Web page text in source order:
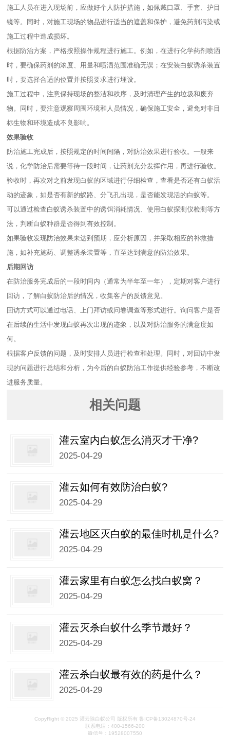
施工人员在进入现场前，应做好个人防护措施，如佩戴口罩、手套、护目
镜等。同时，对施工现场的物品进行适当的遮盖和保护，避免药剂污染或
施工过程中造成损坏。
根据防治方案，严格按照操作规程进行施工。例如，在进行化学药剂喷洒
时，要确保药剂的浓度、用量和喷洒范围准确无误；在安装白蚁诱杀装置
时，要选择合适的位置并按照要求进行埋设。
施工过程中，注意保持现场的整洁和秩序，及时清理产生的垃圾和废弃
物。同时，要注意观察周围环境和人员情况，确保施工安全，避免对非目
标生物和环境造成不良影响。
效果验收
防治施工完成后，按照规定的时间间隔，对防治效果进行验收。一般来
说，化学防治后需要等待一段时间，让药剂充分发挥作用，再进行验收。
验收时，再次对之前发现白蚁的区域进行仔细检查，查看是否还有白蚁活
动的迹象，如是否有新的蚁路、分飞孔出现，是否能发现活的白蚁等。
可以通过检查白蚁诱杀装置中的诱饵消耗情况、使用白蚁探测仪检测等方
法，判断白蚁种群是否得到有效控制。
如果验收发现防治效果未达到预期，应分析原因，并采取相应的补救措
施，如补充施药、调整诱杀装置等，直至达到满意的防治效果。
后期回访
在防治服务完成后的一段时间内（通常为半年至一年），定期对客户进行
回访，了解白蚁防治后的情况，收集客户的反馈意见。
回访方式可以通过电话、上门拜访或问卷调查等形式进行。询问客户是否
在后续的生活中发现白蚁再次出现的迹象，以及对防治服务的满意度如
何。
根据客户反馈的问题，及时安排人员进行检查和处理。同时，对回访中发
现的问题进行总结和分析，为今后的白蚁防治工作提供经验参考，不断改
进服务质量。
相关问题
灌云室内白蚁怎么消灭才干净?
2025-04-29
灌云如何有效防治白蚁?
2025-04-29
灌云地区灭白蚁的最佳时机是什么?
2025-04-29
灌云家里有白蚁怎么找白蚁窝？
2025-04-29
灌云灭杀白蚁什么季节最好？
2025-04-29
灌云杀白蚁最有效的药是什么？
2025-04-29
CopyRight © 2025 灌云除白蚁公司 版权所有 鲁ICP备13024870号-24
联系电话：400-1566-200
微信号：19528007550